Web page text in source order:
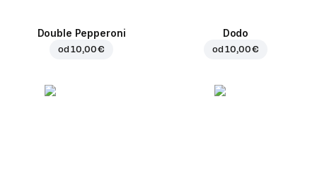
Double Pepperoni
od10,00 €
Dodo
od10,00 €